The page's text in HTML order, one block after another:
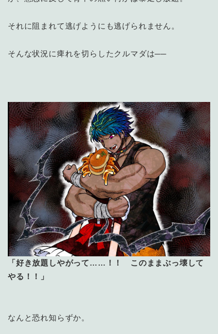
それに阻まれて逃げようにも逃げられません。
そんな状況に痺れを切らしたクルマダは──
「好き放題しやがって……！！ このままぶっ壊して
やる！！」
なんと恐れ知らずか。